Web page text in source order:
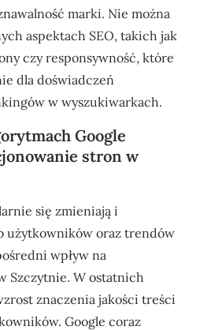
marki. Nie można
aspektach SEO, takich jak
czy responsywność, które
dla doświadczeń
w wyszukiwarkach.
Google
stron w
się zmieniają i
użytkowników oraz trendów
wpływ na
Szczytnie. W ostatnich
znaczenia jakości treści
Google coraz